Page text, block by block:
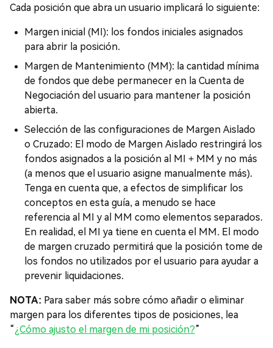
Cada posición que abra un usuario implicará lo siguiente:
Margen inicial (MI): los fondos iniciales asignados
para abrir la posición.
Margen de Mantenimiento (MM): la cantidad mínima
de fondos que debe permanecer en la Cuenta de
Negociación del usuario para mantener la posición
abierta.
Selección de las configuraciones de Margen Aislado
o Cruzado: El modo de Margen Aislado restringirá los
fondos asignados a la posición al MI + MM y no más
(a menos que el usuario asigne manualmente más).
Tenga en cuenta que, a efectos de simplificar los
conceptos en esta guía, a menudo se hace
referencia al MI y al MM como elementos separados.
En realidad, el MI ya tiene en cuenta el MM. El modo
de margen cruzado permitirá que la posición tome de
los fondos no utilizados por el usuario para ayudar a
prevenir liquidaciones.
NOTA: Para saber más sobre cómo añadir o eliminar
margen para los diferentes tipos de posiciones, lea
“¿Cómo ajusto el margen de mi posición?”